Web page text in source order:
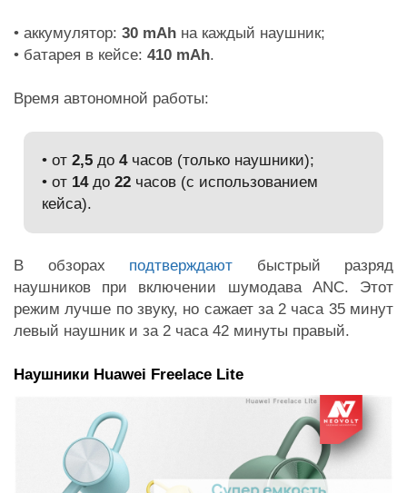
• аккумулятор: 30 mAh на каждый наушник;
• батарея в кейсе: 410 mAh.
Время автономной работы:
• от2,5 до4часов (только наушники);
• от 14до22 часов (с использованием
кейса).
В обзорах подтверждают быстрый разряд
наушников при включении шумодава ANC. Этот
режим лучше по звуку, но сажает за 2 часа 35 минут
левый наушник и за 2 часа 42 минуты правый.
Наушники Huawei Freelace Lite